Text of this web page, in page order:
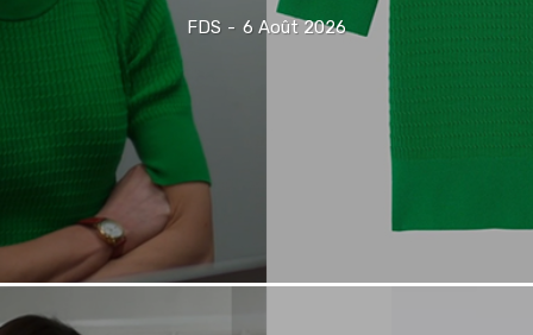
FDS - 6 Août 2026